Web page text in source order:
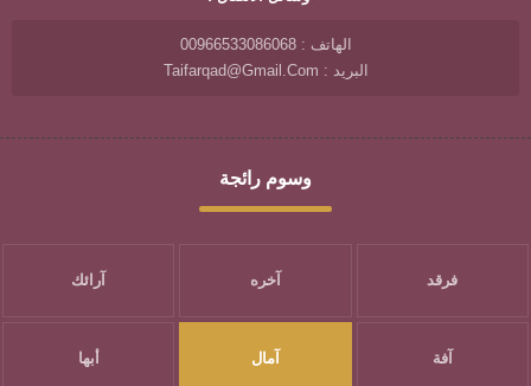
الهاتف : 00966533086068
البريد : Taifarqad@gmail.com
وسوم رائجة
فرقد آخره آرائك
آفة آمال أبها